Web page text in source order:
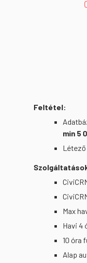
Feltétel:
min 5
Létező
Max
Havi 4
10 óra
Alap